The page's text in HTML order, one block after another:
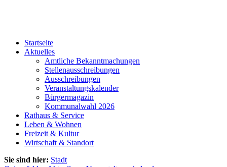
Startseite
Aktuelles
Amtliche Bekanntmachungen
Stellenausschreibungen
Ausschreibungen
Veranstaltungskalender
Bürgermagazin
Kommunalwahl 2026
Rathaus & Service
Leben & Wohnen
Freizeit & Kultur
Wirtschaft & Standort
Sie sind hier: Stadt